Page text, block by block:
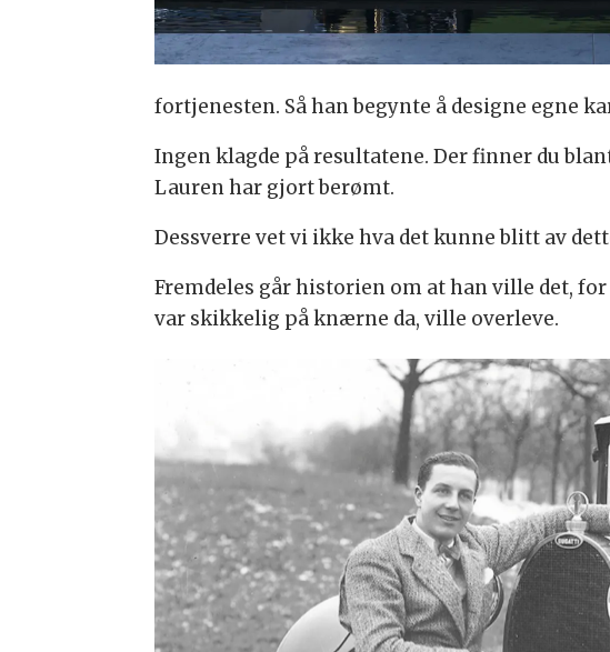
fortjenesten. Så han begynte å designe egne
Ingen klagde på resultatene. Der finner du
Lauren har gjort berømt.
Dessverre vet vi ikke hva det kunne blitt av
Fremdeles går historien om at han ville det,
var skikkelig på knærne da, ville overleve.